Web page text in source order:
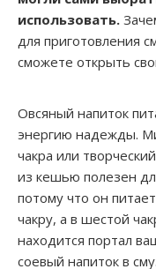
использовать.
для приготовления
сможете открыть
Овсяный напиток
энергию надежды.
чакра или
из кешью полезен
потому что он
чакру, а в шестой
находится портал
соевый напиток в